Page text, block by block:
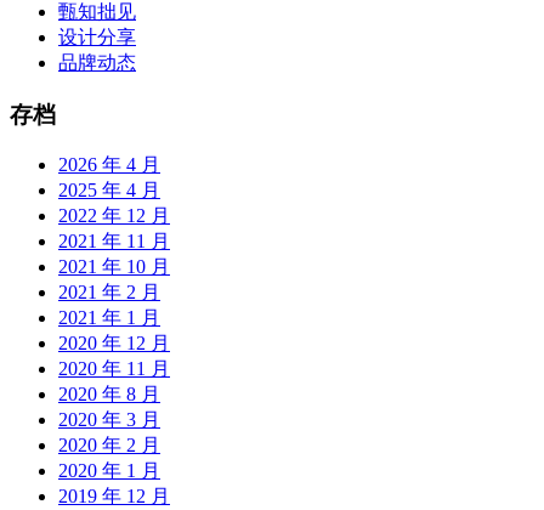
甄知拙见
设计分享
品牌动态
存档
2026 年 4 月
2025 年 4 月
2022 年 12 月
2021 年 11 月
2021 年 10 月
2021 年 2 月
2021 年 1 月
2020 年 12 月
2020 年 11 月
2020 年 8 月
2020 年 3 月
2020 年 2 月
2020 年 1 月
2019 年 12 月